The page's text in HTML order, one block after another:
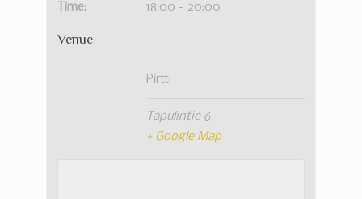
Time: 18:00 - 20:00
Venue
Pirtti
Tapulintie 6
+ Google Map